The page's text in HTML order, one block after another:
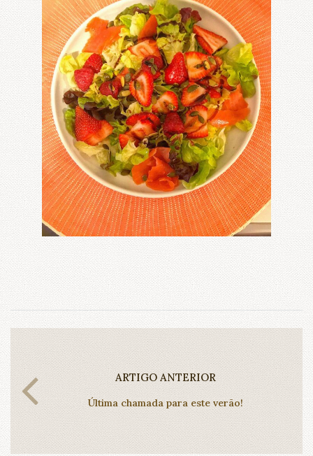
ARTIGO ANTERIOR
Última chamada para este verão!